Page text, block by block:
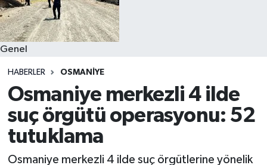
Genel
HABERLER OSMANIYE
Osmaniye merkezli 4 ilde
suç örgütü operasyonu: 52
tutuklama
Osmaniye merkezli 4 ilde suç örgütlerine yönelik